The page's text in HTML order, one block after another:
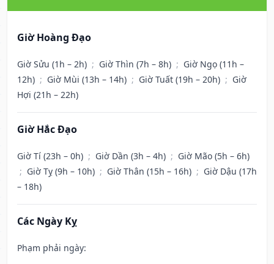
Giờ Hoàng Đạo
Giờ Sửu (1h – 2h) ; Giờ Thìn (7h – 8h) ; Giờ Ngọ (11h –
12h) ; Giờ Mùi (13h – 14h) ; Giờ Tuất (19h – 20h) ; Giờ
Hợi (21h – 22h)
Giờ Hắc Đạo
Giờ Tí (23h – 0h) ; Giờ Dần (3h – 4h) ; Giờ Mão (5h – 6h)
; Giờ Tỵ (9h – 10h) ; Giờ Thân (15h – 16h) ; Giờ Dậu (17h
– 18h)
Các Ngày Kỵ
Phạm phải ngày: